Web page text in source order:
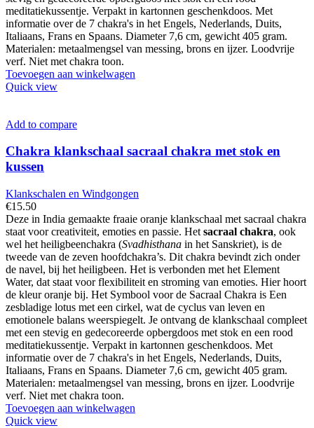
meditatiekussentje. Verpakt in kartonnen geschenkdoos. Met
informatie over de 7 chakra's in het Engels, Nederlands, Duits,
Italiaans, Frans en Spaans. Diameter 7,6 cm, gewicht 405 gram.
Materialen: metaalmengsel van messing, brons en ijzer. Loodvrije
verf. Niet met chakra toon.
Toevoegen aan winkelwagen
Quick view
Add to compare
Chakra klankschaal sacraal chakra met stok en
kussen
Klankschalen en Windgongen
€15.50
Deze in India gemaakte fraaie oranje klankschaal met sacraal chakra
staat voor creativiteit, emoties en passie. Het sacraal chakra, ook
wel het heiligbeenchakra (Svadhisthana in het Sanskriet), is de
tweede van de zeven hoofdchakra’s. Dit chakra bevindt zich onder
de navel, bij het heiligbeen. Het is verbonden met het Element
Water, dat staat voor flexibiliteit en stroming van emoties. Hier hoort
de kleur oranje bij. Het Symbool voor de Sacraal Chakra is Een
zesbladige lotus met een cirkel, wat de cyclus van leven en
emotionele balans weerspiegelt. Je ontvang de klankschaal compleet
met een stevig en gedecoreerde opbergdoos met stok en een rood
meditatiekussentje. Verpakt in kartonnen geschenkdoos. Met
informatie over de 7 chakra's in het Engels, Nederlands, Duits,
Italiaans, Frans en Spaans. Diameter 7,6 cm, gewicht 405 gram.
Materialen: metaalmengsel van messing, brons en ijzer. Loodvrije
verf. Niet met chakra toon.
Toevoegen aan winkelwagen
Quick view